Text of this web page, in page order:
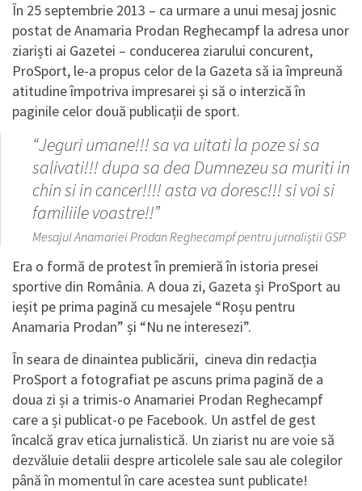
În 25 septembrie 2013 – ca urmare a unui mesaj josnic
postat de Anamaria Prodan Reghecampf la adresa unor
ziariști ai Gazetei – conducerea ziarului concurent,
ProSport, le-a propus celor de la Gazeta să ia împreună
atitudine împotriva impresarei și să o interzică în
paginile celor două publicații de sport.
“Jeguri umane!!! sa va uitati la poze si sa
salivati!!! dupa sa dea Dumnezeu sa muriti in
chin si in cancer!!!! asta va doresc!!! si voi si
familiile voastre!!”
Mesajul Anamariei Prodan Reghecampf pentru jurnaliștii GSP
Era o formă de protest în premieră în istoria presei
sportive din România. A doua zi, Gazeta și ProSport au
ieșit pe prima pagină cu mesajele “Roșu pentru
Anamaria Prodan” și “Nu ne interesezi”.
În seara de dinaintea publicării, cineva din redacția
ProSport a fotografiat pe ascuns prima pagină de a
doua zi și a trimis-o Anamariei Prodan Reghecampf
care a și publicat-o pe Facebook. Un astfel de gest
încalcă grav etica jurnalistică. Un ziarist nu are voie să
dezvăluie detalii despre articolele sale sau ale colegilor
până în momentul în care acestea sunt publicate!